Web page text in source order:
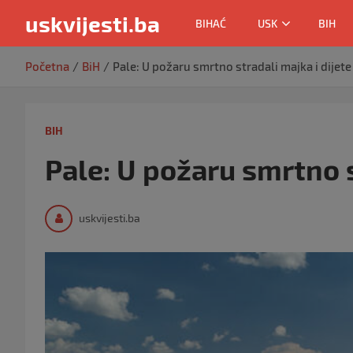
uskvijesti.ba BIHAĆ USK BIH
Početna BiH Pale: U požaru smrtno stradali majka i dijete
BIH
Pale: U požaru
uskvijesti.ba